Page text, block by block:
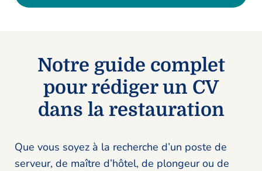
Notre guide complet
pour rédiger un CV
dans la restauration
Que vous soyez à la recherche d’un poste de
serveur, de maître d’hôtel, de plongeur ou de